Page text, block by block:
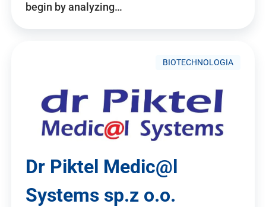
begin by analyzing…
BIOTECHNOLOGIA
Dr Piktel Medic@l
Systems sp.z o.o.